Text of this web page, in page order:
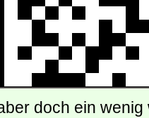
doch ein